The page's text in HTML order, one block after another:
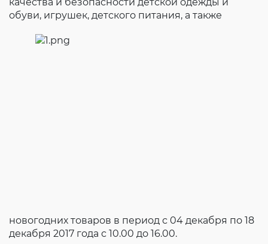
обуви, игрушек, детского питания, а также
новогодних товаров в период с 04 декабря по 18
декабря 2017 года с 10.00 до 16.00.